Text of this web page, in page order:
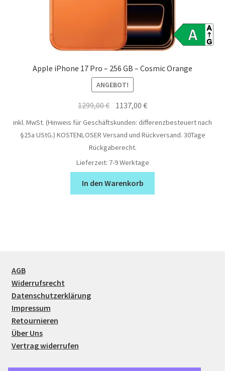
Apple iPhone 17 Pro – 256 GB – Cosmic Orange
ANGEBOT!
1299,00€ Ursprünglicher
1137,00€Aktueller
Preis
inkl. MwSt. (Hinweis für Geschäftskunden: differenzbesteuert nach
§25a UStG.) KOSTENLOSER Versand und Rückversand. 30Tage
Rückgaberecht.
Lieferzeit: 7-9 Werktage
In den Warenkorb
AGB
Widerrufsrecht
Datenschutzerklärung
Impressum
Retournieren
Über Uns
Vertrag widerrufen